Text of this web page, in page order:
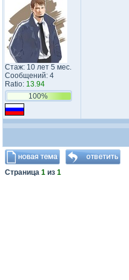
Стаж: 10 лет 5 мес.
Сообщений: 4
Ratio: 13.94
100%
Страница 1 из 1